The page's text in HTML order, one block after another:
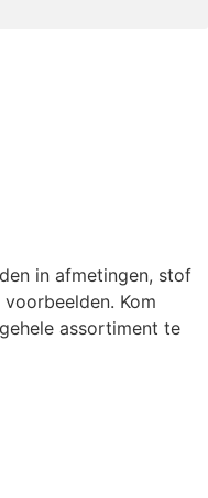
in afmetingen, stof
Kom
assortiment te